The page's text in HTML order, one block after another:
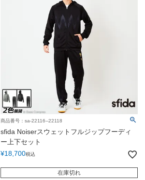
商品番号：sa-22116--22118
sfida Noiserスウェットフルジップフーディ
ー上下セット
¥18,700税込
在庫切れ